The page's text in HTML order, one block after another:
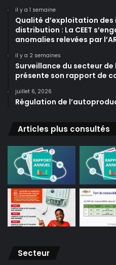
il y a 1 semaine
Qualité d’exploitation
distribution : La CEET
anomalies relevées par
il y a 2 semaines
Surveillance du secteur de
présente son rapport de
juillet 6, 2026
Régulation de
Articles plus consultés
Secteur